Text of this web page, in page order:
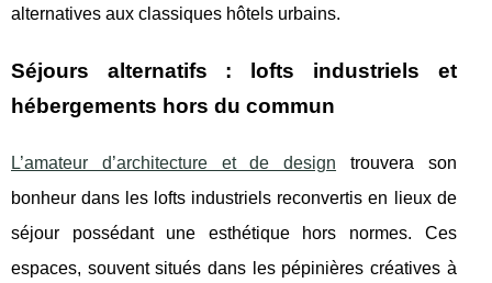
alternatives aux classiques hôtels urbains.
Séjours alternatifs : lofts industriels et
hébergements hors du commun
L’amateur d’architecture et de design trouvera son
bonheur dans les lofts industriels reconvertis en lieux de
séjour possédant une esthétique hors normes. Ces
espaces, souvent situés dans les pépinières créatives à